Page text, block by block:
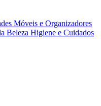
Móveis e Organizadores
Beleza Higiene e Cuidados